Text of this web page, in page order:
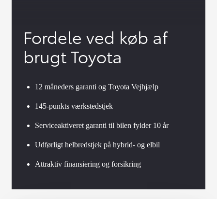
Fordele ved køb af
brugt Toyota
12 måneders garanti og Toyota Vejhjælp
145-punkts værkstedstjek
Serviceaktiveret garanti til bilen fylder 10 år
Udførligt helbredstjek på hybrid- og elbil
Attraktiv finansiering og forsikring